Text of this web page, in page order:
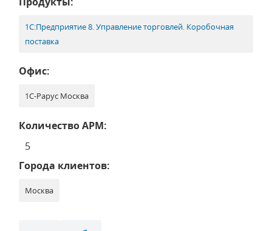
1С:Предприятие 8. Управление торговлей. Коробочная
поставка
Офис:
1С-Рарус Москва
Количество АРМ:
5
Города клиентов:
Москва